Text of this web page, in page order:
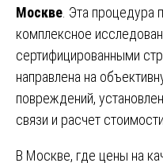
Москве . Эта процедура
комплексное
сертифицированными
направлена на
повреждений,
связи и расчет
В Москве, где цены на